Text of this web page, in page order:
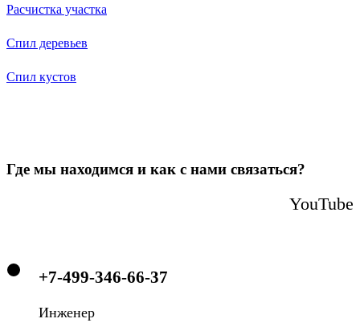
Расчистка участка
Спил деревьев
Спил кустов
Где мы находимся и как с нами связаться?
YouTube
+7-499-346-66-37
Инженер